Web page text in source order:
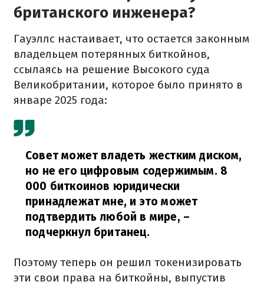
британского инженера?
Гауэллс настаивает, что остается законным
владельцем потерянных биткойнов,
ссылаясь на решение Высокого суда
Великобритании, которое было принято в
январе 2025 года:
Совет может владеть жестким диском,
но не его цифровым содержимым. 8
000 биткоинов юридически
принадлежат мне, и это может
подтвердить любой в мире, –
подчеркнул британец.
Поэтому теперь он решил токенизировать
эти свои права на биткойны, выпустив